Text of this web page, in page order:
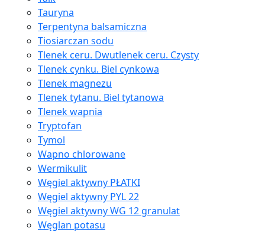
Tauryna
Terpentyna balsamiczna
Tiosiarczan sodu
Tlenek ceru. Dwutlenek ceru. Czysty
Tlenek cynku. Biel cynkowa
Tlenek magnezu
Tlenek tytanu. Biel tytanowa
Tlenek wapnia
Tryptofan
Tymol
Wapno chlorowane
Wermikulit
Węgiel aktywny PŁATKI
Węgiel aktywny PYL 22
Węgiel aktywny WG 12 granulat
Węglan potasu